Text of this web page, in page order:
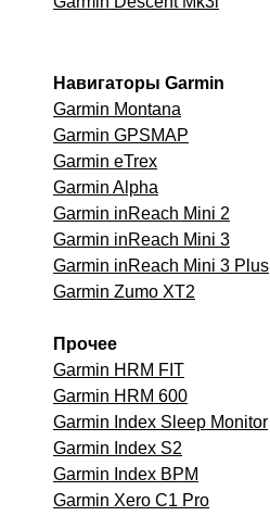
Навигаторы Garmin
Garmin Montana
Garmin GPSMAP
Garmin eTrex
Garmin Alpha
Garmin inReach Mini 2
Garmin inReach Mini 3
Garmin inReach Mini 3 Plus
Garmin Zumo XT2
Прочее
Garmin HRM FIT
Garmin HRM 600
Garmin Index Sleep Monitor
Garmin Index S2
Garmin Index BPM
Garmin Xero C1 Pro